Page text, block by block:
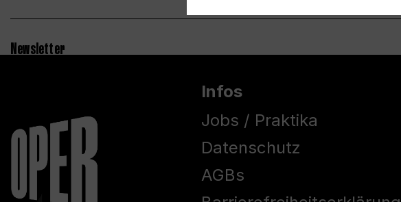
Newsletter
Infos
Jobs / Praktika
Datenschutz
AGBs